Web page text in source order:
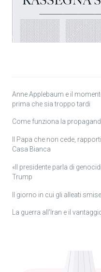
Anne Applebaum e il
prima che sia troppo tardi
Come funziona la
Il Papa che non cede,
Casa Bianca
«Il presidente parla di
Trump
Il giorno in cui gli alleati
La guerra all’Iran e il